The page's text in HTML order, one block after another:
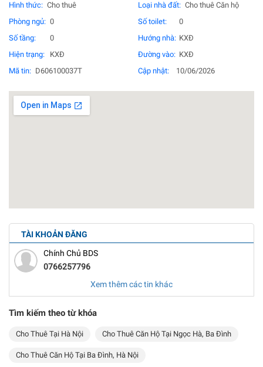
Hình thức: Cho thuê Loại nhà đất: Cho thuê Căn hộ
Phòng ngủ: 0 Số toilet:
0
Số tầng:
0 Hướng nhà: KXĐ
Hiện trạng:
KXĐ Đường vào: KXĐ
Mã tin: D606100037T Cập nhật: 10/06/2026
TÀI KHOẢN ĐĂNG
Chính Chủ BDS
0766257796
Xem thêm các tin khác
Tìm kiếm theo từ khóa
Cho Thuê Tại Hà Nội Cho Thuê Căn Hộ Tại Ngọc Hà, Ba Đình
Cho Thuê Căn Hộ Tại Ba Đình, Hà Nội